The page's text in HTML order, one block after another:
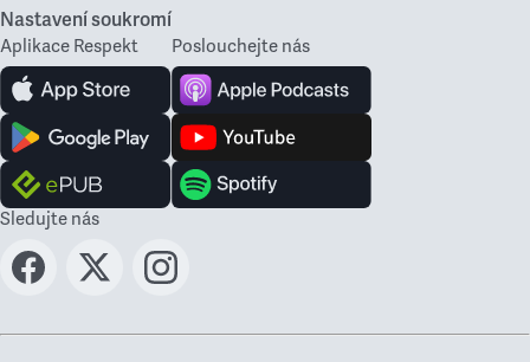
Nastavení soukromí
Aplikace Respekt Poslouchejte nás
Sledujte nás